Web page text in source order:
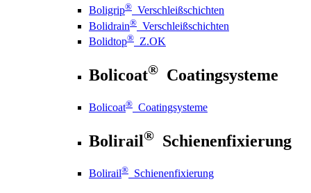
Boligrip® Verschleißschichten
Bolidrain® Verschleißschichten
Bolidtop® Z.OK
Bolicoat® Coatingsysteme
Bolicoat® Coatingsysteme
Bolirail® Schienenfixierung
Bolirail® Schienenfixierung